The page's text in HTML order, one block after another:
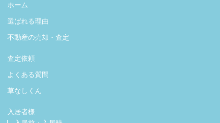
ホーム
選ばれる理由
不動産の売却・査定
査定依頼
よくある質問
草なしくん
入居者様